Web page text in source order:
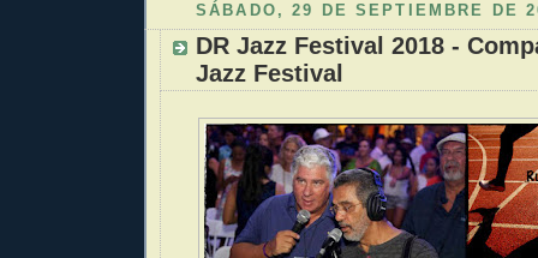
SÁBADO, 29 DE SEPTIEMBRE DE
DR Jazz Festival 2018 -
Jazz Festival